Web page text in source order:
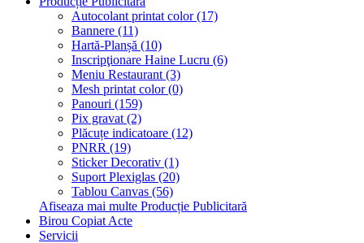
Autocolant printat color (17)
Bannere (11)
Hartă-Planșă (10)
Inscripţionare Haine Lucru (6)
Meniu Restaurant (3)
Mesh printat color (0)
Panouri (159)
Pix gravat (2)
Plăcuțe indicatoare (12)
PNRR (19)
Sticker Decorativ (1)
Suport Plexiglas (20)
Tablou Canvas (56)
Afiseaza mai multe Producție Publicitară
Birou Copiat Acte
Servicii